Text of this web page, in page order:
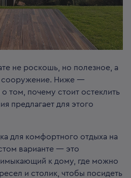
не роскошь, но полезное, а
сооружение. Ниже —
том, почему стоит остеклить
предлагает для этого
для комфортного отдыха на
варианте — это
к дому, где можно
и столик, чтобы посидеть